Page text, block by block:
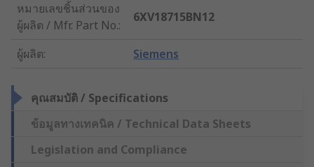
หมายเลขชิ้นส่วนของ
ผู้ผลิต / Mfr. Part No.:
6XV18715BN12
ผู้ผลิต: Siemens
คุณสมบัติ / Specifications
ข้อมูลทางเทคนิค / Technical Data Sheets
Legislation and Compliance